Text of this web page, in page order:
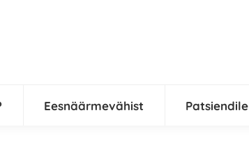
Eesnäärmevähist Patsiendile